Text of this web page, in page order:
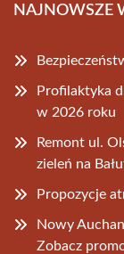
NAJNOWSZE
Profilaktyka
w 2026 roku
Remont ul.
zieleń na
Propozycje
Nowy
Zobacz